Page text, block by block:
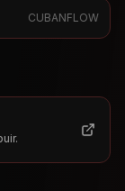
CUBANFLOW